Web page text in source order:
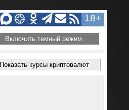
18+
Включить темный режим
Показать курсы криптовалют